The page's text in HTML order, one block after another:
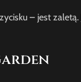
– jest zaletą.